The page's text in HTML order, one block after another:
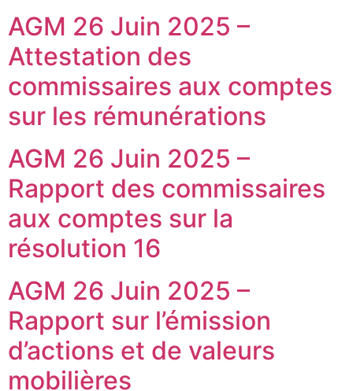
AGM 26 Juin 2025 –
Attestation des
commissaires aux comptes
sur les rémunérations
AGM 26 Juin 2025 –
Rapport des commissaires
aux comptes sur la
résolution 16
AGM 26 Juin 2025 –
Rapport sur l’émission
d’actions et de valeurs
mobilières